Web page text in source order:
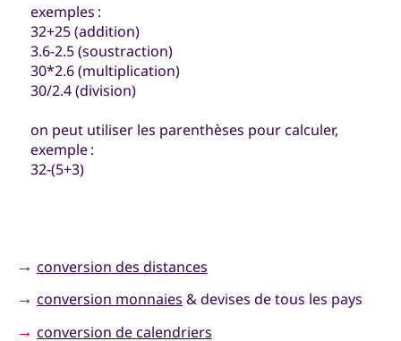
exemples :
32+25 (addition)
3.6-2.5 (soustraction)
30*2.6 (multiplication)
30/2.4 (division)
on peut utiliser les parenthèses pour calculer,
exemple :
32-(5+3)
→ conversion des distances
→ conversion monnaies & devises de tous les pays
→ conversion de calendriers